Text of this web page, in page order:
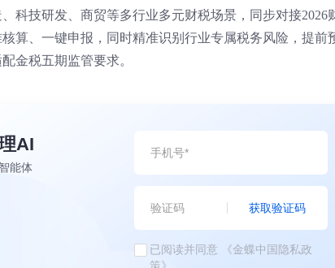
科技研发、商贸等多行业多元财税场景，同步对接2026
算、一键申报，同时精准识别行业专属税务风险，提前
金税五期监管要求。
AI
能体
获取验证码
已阅读并同意
《金蝶中国隐私政